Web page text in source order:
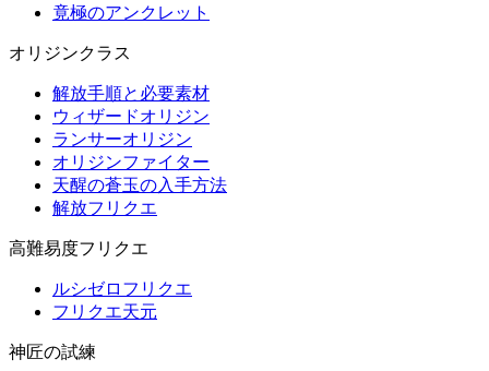
竟極のアンクレット
オリジンクラス
解放手順と必要素材
ウィザードオリジン
ランサーオリジン
オリジンファイター
天醒の蒼玉の入手方法
解放フリクエ
高難易度フリクエ
ルシゼロフリクエ
フリクエ天元
神匠の試練